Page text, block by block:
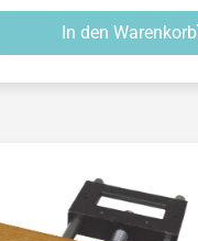
In den Warenkorb